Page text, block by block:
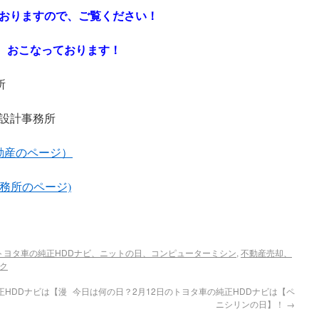
りますので、ご覧ください！
こなっております！
計事務所
のページ）
所のページ)
ヨタ車の純正HDDナビ、ニットの日、コンピューターミシン, 不動産売却、
HDDナビは【漫 今日は何の日？2月12日のトヨタ車の純正HDDナビは【ペ
ニシリンの日】！ →